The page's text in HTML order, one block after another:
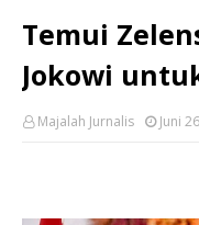
Temui
Jokowi
Majalah Jurnalis Juni